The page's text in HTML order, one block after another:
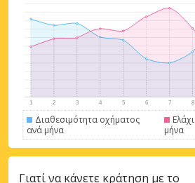
Διαθεσιμότητα οχήματος
ανά μήνα
μήνα
Γιατί να κάνετε κράτηση με το